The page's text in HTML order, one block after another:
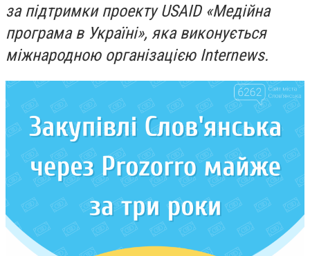
за підтримки проекту USAID «Медійна
програма в Україні», яка виконується
міжнародною організацією Internews.